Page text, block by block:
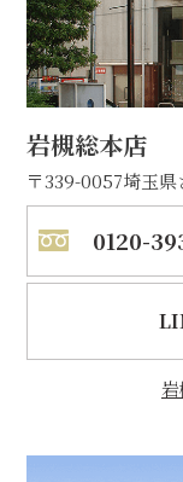
岩槻総本店
〒339-0057埼玉県
0120-